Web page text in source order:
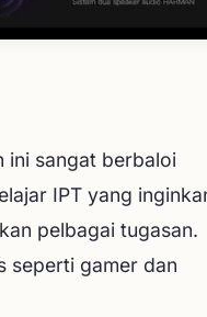
ini sangat berbaloi
IPT yang
pelbagai tugasan.
seperti gamer dan